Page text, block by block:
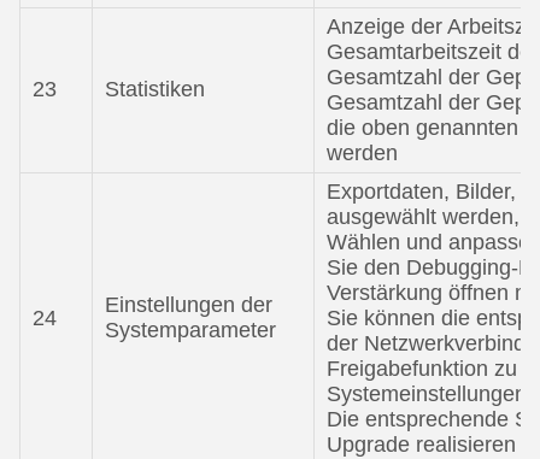
23 Statistiken
Anzeige der
Gesamtarbeitszeit
Gesamtzahl der
Gesamtzahl der
die oben genannten
werden
24
Einstellungen der
Systemparameter
Exportdaten, Bilder,
ausgewählt werden,
Wählen und
Sie den Debugging-
Verstärkung öffnen
Sie können die
der
Freigabefunktion zu
Systemeinstellungen
Die entsprechende
Upgrade realisieren